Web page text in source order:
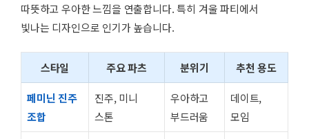
따뜻하고 우아한 느낌을 연출합니다. 특히 겨울 파티에서
빛나는 디자인으로 인기가 높습니다.
스타일 주요 파츠 분위기 추천 용도
페미닌 진주
조합
진주, 미니
스톤
우아하고
부드러움
데이트,
모임